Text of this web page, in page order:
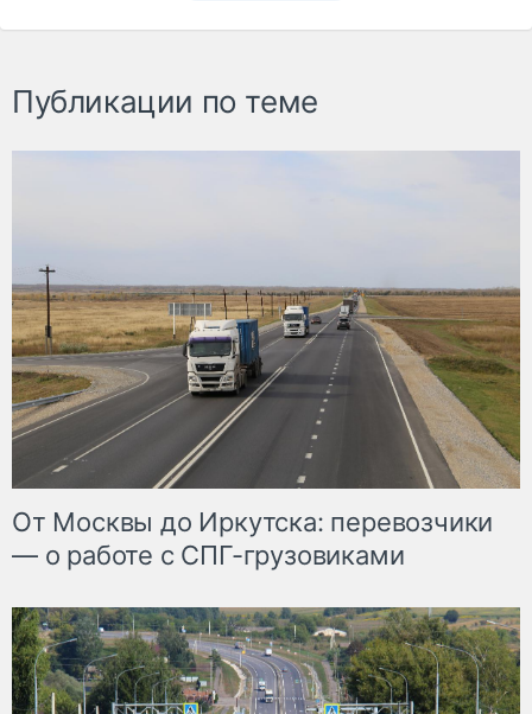
Публикации по теме
От Москвы до Иркутска: перевозчики
— о работе с СПГ-грузовиками